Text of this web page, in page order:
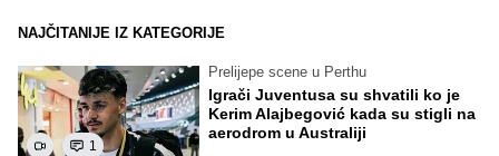
NAJČITANIJE IZ KATEGORIJE
1
Prelijepe scene u Perthu
Igrači Juventusa su shvatili ko je
Kerim Alajbegović kada su stigli na
aerodrom u Australiji